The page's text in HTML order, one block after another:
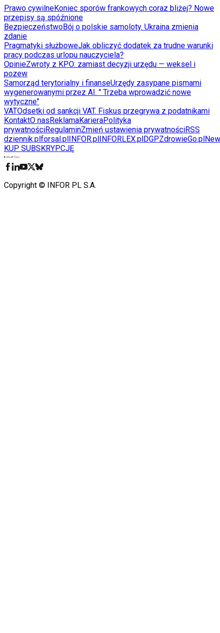
Prawo cywilneKoniec sporów frankowych coraz bliżej? Nowe
przepisy są spóźnione
BezpieczeństwoBój o polskie samoloty. Ukraina zmienia
zdanie
Pragmatyki służboweJak obliczyć dodatek za trudne warunki
pracy podczas urlopu nauczyciela?
OpinieZwroty z KPO: zamiast decyzji urzędu — weksel i
pozew
Samorząd terytorialny i finanseUrzędy zasypane pismami
wygenerowanymi przez AI. " Trzeba wprowadzić nowe
wytyczne"
VATOdsetki od sankcji VAT. Fiskus przegrywa z podatnikami
KontaktO nasReklamaKarieraPolityka
prywatnościRegulaminZmień ustawienia prywatnościRSS
dziennik.plforsal.plINFOR.plINFORLEX.plDGPZdrowieGo.pl
KUP SUBSKRYPCJĘ
Copyright © INFOR PL S.A.